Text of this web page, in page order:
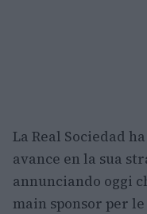
La Real Sociedad
avance en la sua
annunciando oggi
main sponsor per